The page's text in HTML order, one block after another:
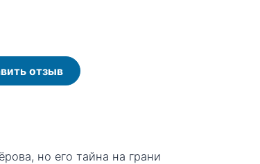
отзыв
но его тайна на грани